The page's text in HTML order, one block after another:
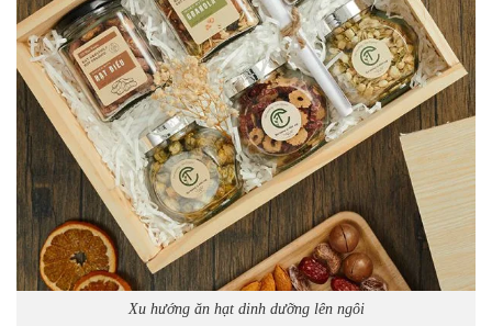
Xu hướng ăn hạt dinh dưỡng lên ngôi